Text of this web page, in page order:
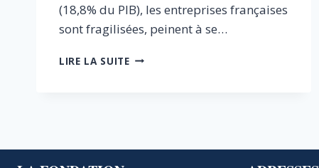
(18,8% du PIB), les entreprises françaises
sont fragilisées, peinent à se…
LIRE LA SUITELES
CHARGES